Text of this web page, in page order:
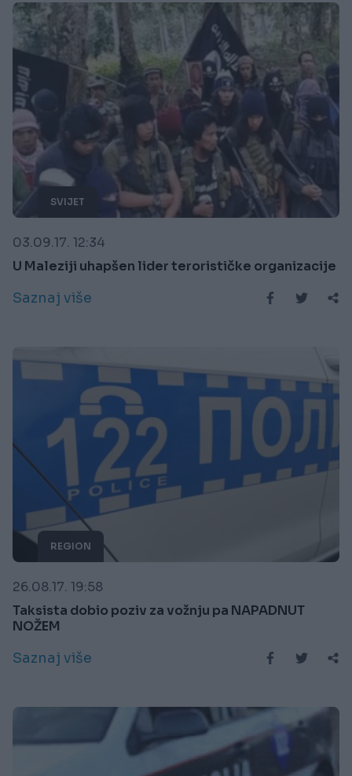
SVIJET
03.09.17. 12:34
U Maleziji uhapšen lider terorističke organizacije
Saznaj više
REGION
26.08.17. 19:58
Taksista dobio poziv za vožnju pa NAPADNUT
NOŽEM
Saznaj više